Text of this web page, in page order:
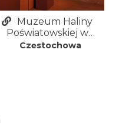
Muzeum Haliny
Poświatowskiej w
Częstochowie
Częstochowa